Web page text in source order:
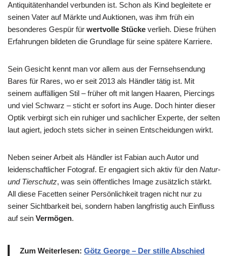
Antiquitätenhandel verbunden ist. Schon als Kind begleitete er
seinen Vater auf Märkte und Auktionen, was ihm früh ein
besonderes Gespür für wertvolle Stücke verlieh. Diese frühen
Erfahrungen bildeten die Grundlage für seine spätere Karriere.
Sein Gesicht kennt man vor allem aus der Fernsehsendung
Bares für Rares, wo er seit 2013 als Händler tätig ist. Mit
seinem auffälligen Stil – früher oft mit langen Haaren, Piercings
und viel Schwarz – sticht er sofort ins Auge. Doch hinter dieser
Optik verbirgt sich ein ruhiger und sachlicher Experte, der selten
laut agiert, jedoch stets sicher in seinen Entscheidungen wirkt.
Neben seiner Arbeit als Händler ist Fabian auch Autor und
leidenschaftlicher Fotograf. Er engagiert sich aktiv für den Natur-
und Tierschutz, was sein öffentliches Image zusätzlich stärkt.
All diese Facetten seiner Persönlichkeit tragen nicht nur zu
seiner Sichtbarkeit bei, sondern haben langfristig auch Einfluss
auf sein Vermögen.
Zum Weiterlesen: Götz George – Der stille Abschied